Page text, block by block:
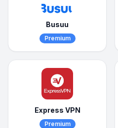
Busuu
Premium
Express VPN
Premium